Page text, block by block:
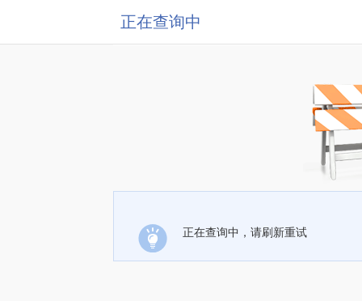
正在查询中
正在查询中，请刷新重试